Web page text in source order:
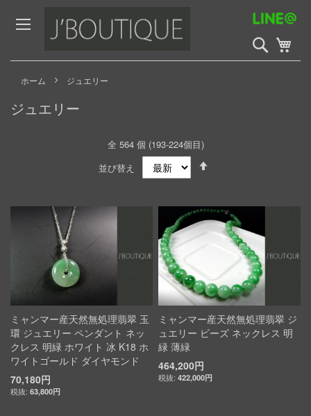
to
Content
検
索
開
ホーム ジュエリー
ジュエリー
全 564個 (193-224個目)
並び替え
ミャンマー産天然無処理翡翠 玉
環 ジュエリー ペンダント ネッ
クレス 明緑 ホワイト 冰 K18 ホ
ワイトゴールド ダイヤモンド
70,180円
63,800円
ミャンマー産天然無処理翡翠 ジ
ュエリー ビーズ ネックレス 明
緑 薄緑
464,200円
422,000円